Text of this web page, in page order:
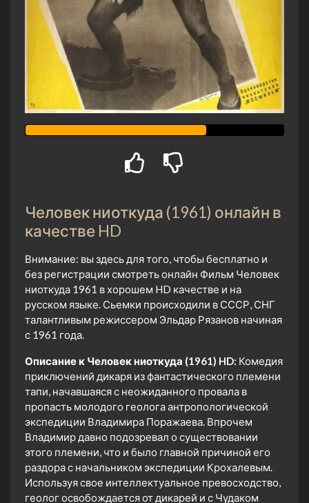
Человек ниоткуда (1961) онлайн в
качестве HD
Внимание: вы здесь для того, чтобы бесплатно и
без регистрации смотреть онлайн Фильм Человек
ниоткуда 1961 в хорошем HD качестве и на
русском языке. Сьемки происходили в СССР, СНГ
талантливым режиссером Эльдар Рязанов начиная
с 1961 года.
Описание к Человек ниоткуда (1961) HD: Комедия
приключений дикаря из фантастического племени
тапи, начавшаяся с неожиданного провала в
пропасть молодого геолога антропологической
экспедиции Владимира Поражаева. Впрочем
Владимир давно подозревал о существовании
этого племени, что и было главной причиной его
раздора с начальником экспедиции Крохалевым.
Используя свое интеллектуальное превосходство,
геолог освобождается от дикарей и с Чудаком